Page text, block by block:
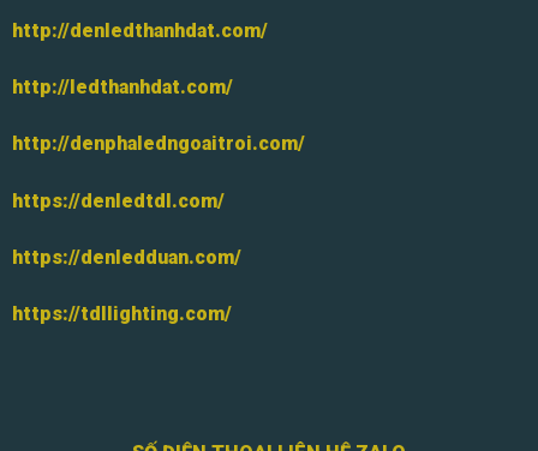
http://denledthanhdat.com/
http://ledthanhdat.com/
http://denphaledngoaitroi.com/
https://denledtdl.com/
https://denledduan.com/
https://tdllighting.com/